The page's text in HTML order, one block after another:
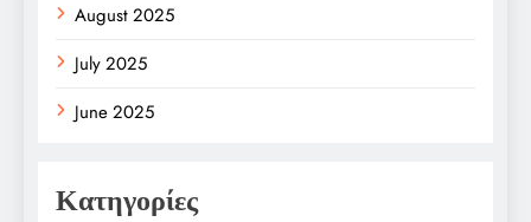
August 2025
July 2025
June 2025
Κατηγορίες